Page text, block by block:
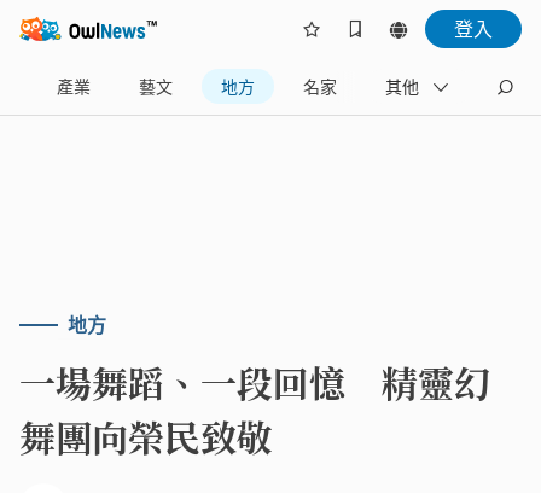
登入
產業 藝文 地方 名家 其他
地方
一場舞蹈、一段回憶 精靈幻
舞團向榮民致敬